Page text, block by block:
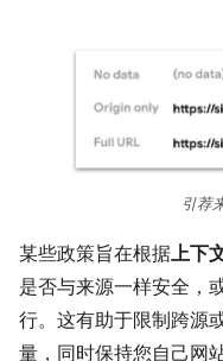
引荐
某些政策旨在根据上下
是否与来源一样安全，
行。这有助于限制跨源
量，同时保持您自己网